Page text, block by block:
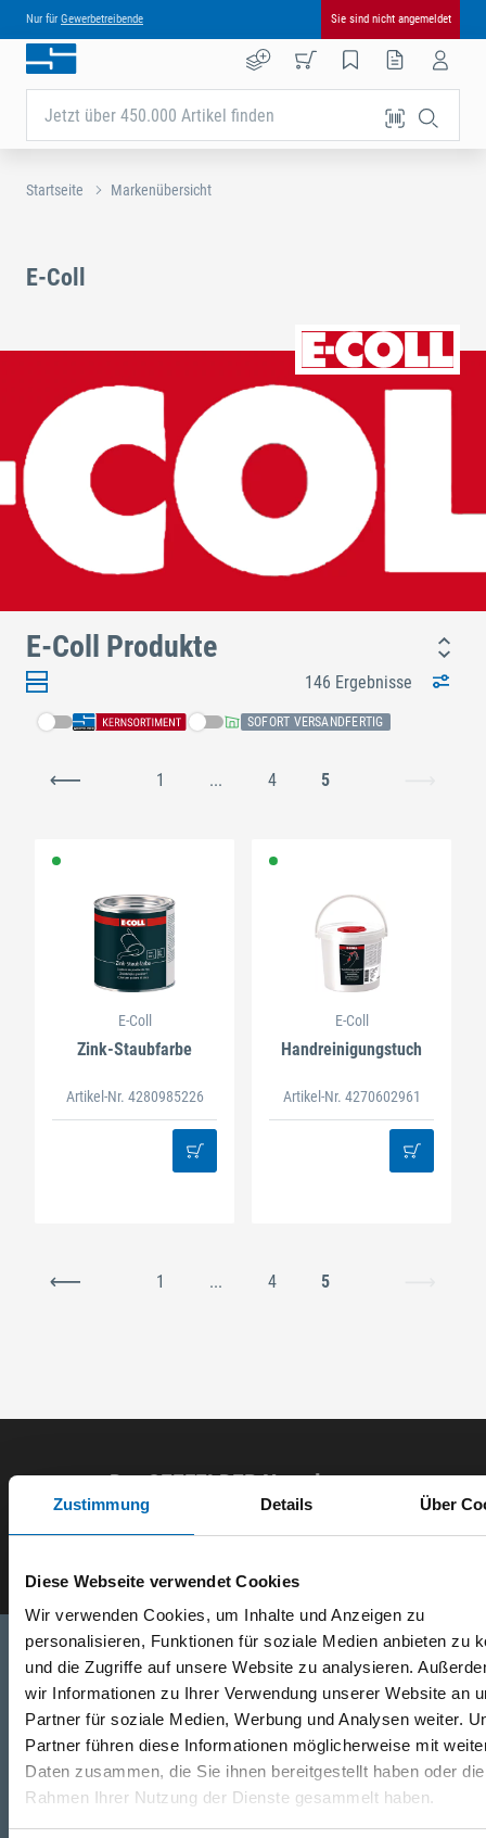
Zustimmung Details Über
Diese Webseite verwendet Cookies
Wir verwenden Cookies, um Inhalte und Anzeigen zu
personalisieren, Funktionen für soziale Medien anbieten zu
und die Zugriffe auf unsere Website zu analysieren.
wir Informationen zu Ihrer Verwendung unserer Website an
Partner für soziale Medien, Werbung und Analysen weiter.
Partner führen diese Informationen möglicherweise mit
Daten zusammen, die Sie ihnen bereitgestellt haben oder
Rahmen Ihrer Nutzung der Dienste gesammelt haben.
Nur für Gewerbetreibende Sie sind nicht angemeldet
Jetzt über 450.000 Artikel finden
Startseite Markenübersicht
E-Coll
E-Coll Produkte
146 Ergebnisse
SOFORT VERSANDFERTIG
1 ... 4 5
E-Coll
Zink-Staubfarbe
Artikel-Nr. 4280985226
E-Coll
Handreinigungstuch
Artikel-Nr. 4270602961
1 ... 4 5
Der SEEFELDER Newsletter
E-Mail eingeben
Telefon
+49 871 973 899(Mo - Fr: 07:00 - 18:00 Uhr)
WhatsApp
+49 (0)151 172 082 54